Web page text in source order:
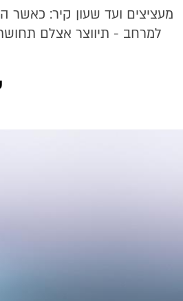
מעציצים ועד שעון קיר: כאשר
למרחב - תיווצר אצלם